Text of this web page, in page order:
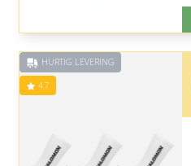
HURTIG LEVERING
4.7